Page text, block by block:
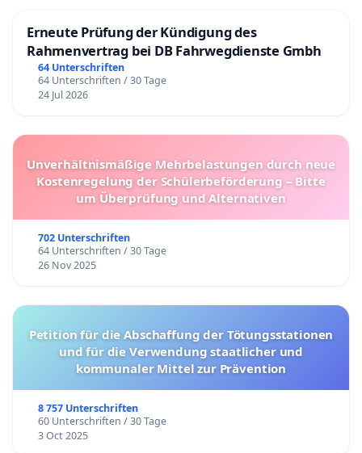
Erneute Prüfung der Kündigung des
Rahmenvertrag bei DB Fahrwegdienste Gmbh
64 Unterschriften
64 Unterschriften / 30 Tage
24 Jul 2026
Unverhältnismäßige Mehrbelastungen durch neue
Kostenregelung der Schülerbeförderung – Bitte
um Überprüfung und Alternativen
702 Unterschriften
64 Unterschriften / 30 Tage
26 Nov 2025
Petition für die Abschaffung der Tötungsstationen
und für die Verwendung staatlicher und
kommunaler Mittel zur Prävention
8 757 Unterschriften
60 Unterschriften / 30 Tage
3 Oct 2025